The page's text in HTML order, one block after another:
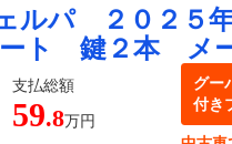
ェルパ ２０２
ート 鍵２本 メ
支払総額
59.8万円
グー
付き